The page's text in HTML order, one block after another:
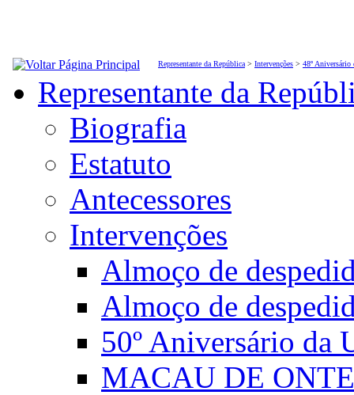
Representante da República > Intervenções > 48º Aniversário
Representante da
Biografia
Estatuto
Antecessores
Intervenções
Almoço de
Almoço de
50º Aniversário da
MACAU DE